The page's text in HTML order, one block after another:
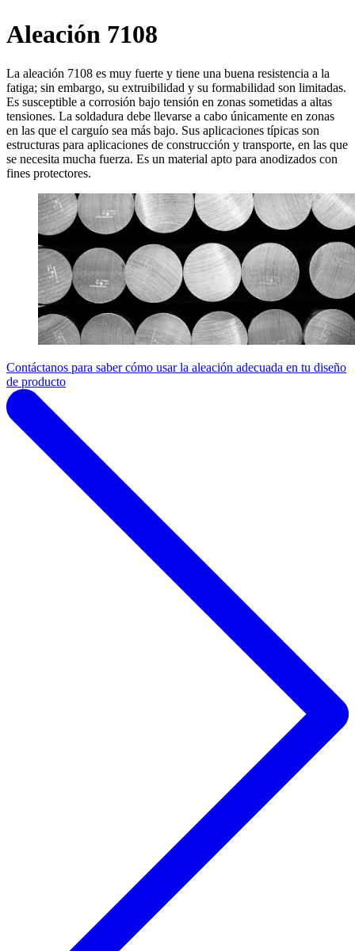
Aleación 7108
La aleación 7108 es muy fuerte y tiene una buena resistencia a la
fatiga; sin embargo, su extruibilidad y su formabilidad son limitadas.
Es susceptible a corrosión bajo tensión en zonas sometidas a altas
tensiones. La soldadura debe llevarse a cabo únicamente en zonas
en las que el carguío sea más bajo. Sus aplicaciones típicas son
estructuras para aplicaciones de construcción y transporte, en las que
se necesita mucha fuerza. Es un material apto para anodizados con
fines protectores.
Contáctanos para saber cómo usar la aleación adecuada en tu diseño
de producto